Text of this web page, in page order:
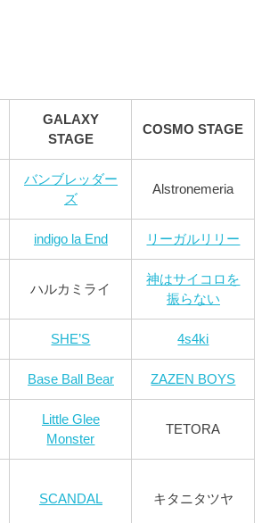
GALAXY
STAGE
COSMO STAGE
バンブレッダー
ズ
Alstronemeria
indigo la End リーガルリリー
ハルカミライ
神はサイコロを
振らない
SHE’S 4s4ki
Base Ball Bear ZAZEN BOYS
Little Glee
Monster
TETORA
SCANDAL キタニタツヤ